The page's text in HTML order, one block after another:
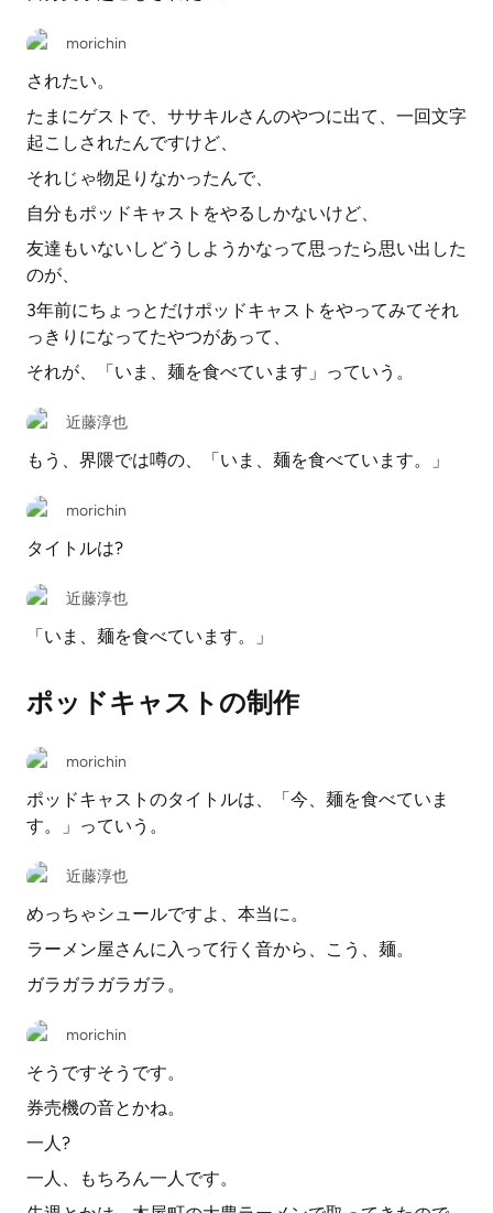
morichin
されたい。
たまにゲストで、ササキルさんのやつに出て、一回文字
起こしされたんですけど、
それじゃ物足りなかったんで、
自分もポッドキャストをやるしかないけど、
友達もいないしどうしようかなって思ったら思い出した
のが、
3年前にちょっとだけポッドキャストをやってみてそれ
っきりになってたやつがあって、
それが、「いま、麺を食べています」っていう。
近藤淳也
もう、界隈では噂の、「いま、麺を食べています。」
morichin
タイトルは?
近藤淳也
「いま、麺を食べています。」
ポッドキャストの制作
morichin
ポッドキャストのタイトルは、「今、麺を食べていま
す。」っていう。
近藤淳也
めっちゃシュールですよ、本当に。
ラーメン屋さんに入って行く音から、こう、麺。
ガラガラガラガラ。
morichin
そうですそうです。
券売機の音とかね。
一人?
一人、もちろん一人です。